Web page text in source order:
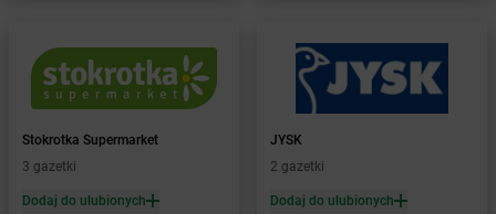
dino Bielsk
Bielsk Podlaski
dino Bieniewice
dino Bieruń
dino Bierutów
Stokrotka Supermarket
3 gazetki
Dodaj do ulubionych
JYSK
2 gazetki
Dodaj do ulubionych